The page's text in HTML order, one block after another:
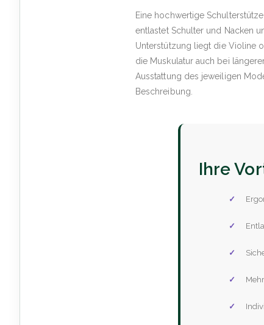
Eine hochwertige
entlastet Schulter und Nacken
Unterstützung liegt die Violine
die Muskulatur auch bei
Ausstattung des jeweiligen
Beschreibung.
Ihre